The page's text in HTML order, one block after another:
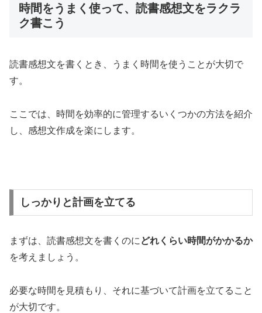
時間をうまく使って、読書感想文をラクラ
ク書こう
読書感想文を書くとき、うまく時間を使うことが大切で
す。
ここでは、時間を効率的に管理するいくつかの方法を紹介
し、感想文作成を楽にします。
しっかりと計画を立てる
まずは、読書感想文を書くのに どれくらい時間がかかるか
を考えましょう。
必要な時間を見積もり、それに基づいて計画を立てること
が大切です。